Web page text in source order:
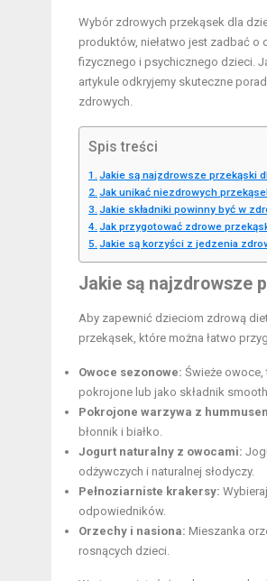
Wybór zdrowych przekąsek dla
produktów, niełatwo jest zadbać o
fizycznego i psychicznego dzieci.
artykule odkryjemy skuteczne
zdrowych.
Spis treści
Jakie są najzdrowsze przekąski
Jak unikać niezdrowych
Jakie składniki powinny być w
Jak przygotować zdrowe
Jakie są korzyści z jedzenia
Jakie są najzdrowsze
Aby zapewnić dzieciom zdrową
przekąsek, które można łatwo
Owoce sezonowe: Świeże owoce,
pokrojone lub jako składnik
Pokrojone warzywa z
błonnik i białko.
Jogurt naturalny z owocami:
odżywczych i naturalnej słodyczy.
Pełnoziarniste krakersy:
odpowiedników.
Orzechy i nasiona: Mieszanka
rosnących dzieci.